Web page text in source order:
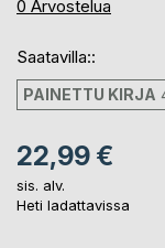
0%
0 Arvostelua
Saatavilla::
PAINETTU KIRJA
22,99 €
sis. alv.
Heti ladattavissa